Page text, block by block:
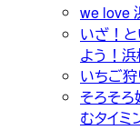
we love
いざ！
よう！
いちご
そろそ
むタイ